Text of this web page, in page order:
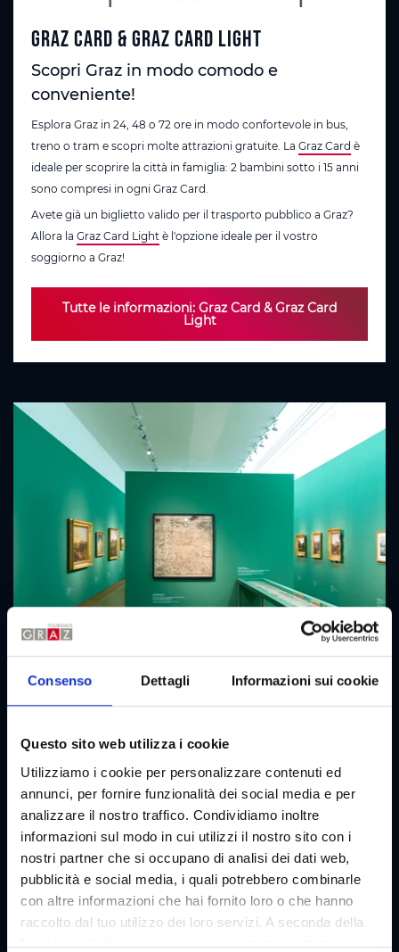
Consenso Dettagli Informazioni sui cookie
Questo sito web utilizza i cookie
Utilizziamo i cookie per personalizzare contenuti ed
annunci, per fornire funzionalità dei social media e per
analizzare il nostro traffico. Condividiamo inoltre
informazioni sul modo in cui utilizzi il nostro sito con i
nostri partner che si occupano di analisi dei dati web,
pubblicità e social media, i quali potrebbero combinarle
con altre informazioni che hai fornito loro o che hanno
raccolto dal tuo utilizzo dei loro servizi. A seconda della
funzione, i dati vengono trasmessi a terzi e a terzi in
Graz Card & Graz Card Light
Scopri Graz in modo comodo e
conveniente!
Esplora Graz in 24, 48 o 72 ore in modo confortevole in bus,
treno o tram e scopri molte attrazioni gratuite. La Graz Card è
ideale per scoprire la città in famiglia: 2 bambini sotto i 15 anni
sono compresi in ogni Graz Card.
Avete già un biglietto valido per il trasporto pubblico a Graz?
Allora la Graz Card Light è l'opzione ideale per il vostro
soggiorno a Graz!
Tutte le informazioni: Graz Card & Graz Card
Light
Gallerie di Graz
Le numerose collezioni di Graz dimostrano che i musei non
sono polverosi e antiquati, ma alla moda e molto popolari.
Parlando di arte - date un'occhiata a una o due delle nostre
gallerie e otterrete alcune intuizioni sorprendenti.
Tutte le gallerie di Graz in sintesi